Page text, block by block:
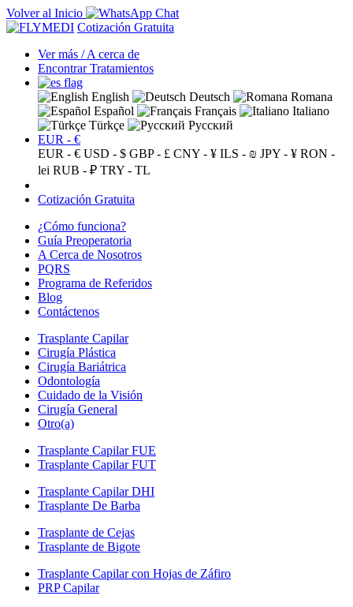
Volver al Inicio
Cotización Gratuita
Ver más / A cerca de
Encontrar Tratamientos
English Deutsch
Romana
Español
Français
Italiano
Türkçe
Русский
EUR - €
EUR - € USD - $ GBP - £ CNY - ¥ ILS - ₪ JPY - ¥ RON -
lei RUB - ₽ TRY - TL
Cotización Gratuita
¿Cómo funciona?
Guía Preoperatoria
A Cerca de Nosotros
PQRS
Programa de Referidos
Blog
Contáctenos
Trasplante Capilar
Cirugía Plástica
Cirugía Bariátrica
Odontología
Cuidado de la Visión
Cirugía General
Otro(a)
Trasplante Capilar FUE
Trasplante Capilar FUT
Trasplante Capilar DHI
Trasplante De Barba
Trasplante de Cejas
Trasplante de Bigote
Trasplante Capilar con Hojas de Záfiro
PRP Capilar